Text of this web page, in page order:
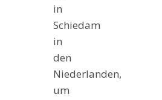
in
Schiedam
in
den
Niederlanden,
um